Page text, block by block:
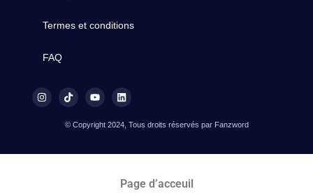
Termes et conditions
FAQ
© Copyright 2024, Tous droits réservés par Fanzword
Page d’acceuil